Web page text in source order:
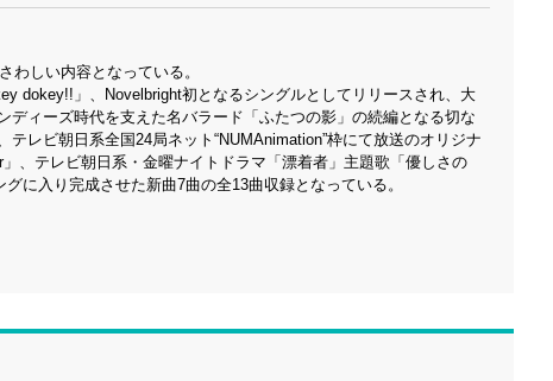
わしい内容となっている。
dokey!!」、Novelbright初となるシングルとしてリリースされ、大
ィーズ時代を支えた名バラード「ふたつの影」の続編となる切な
レビ朝日系全国24局ネット“NUMAnimation”枠にて放送のオリジナ
、テレビ朝日系・金曜ナイトドラマ「漂着者」主題歌「優しさの
に入り完成させた新曲7曲の全13曲収録となっている。